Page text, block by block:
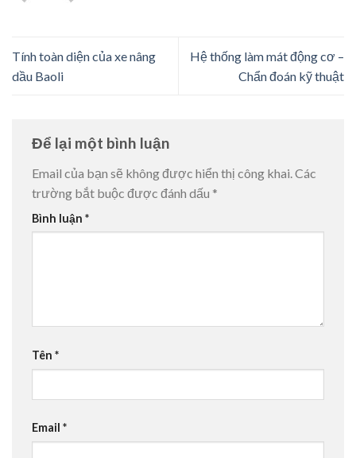
Tính toàn diện của xe nâng
dầu Baoli
Hệ thống làm mát động cơ –
Chẩn đoán kỹ thuật
Để lại một bình luận
Email của bạn sẽ không được hiển thị công khai. Các
trường bắt buộc được đánh dấu *
Bình luận *
Tên *
Email *